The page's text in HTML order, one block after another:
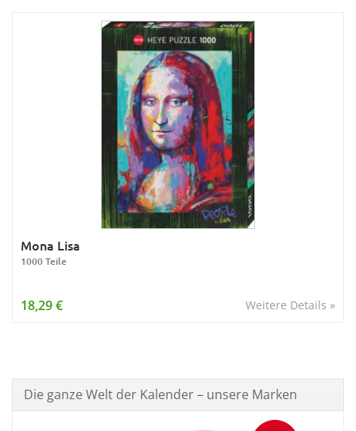
Mona Lisa
1000 Teile
Weitere Details »
18,29 €
Die ganze Welt der Kalender – unsere Marken